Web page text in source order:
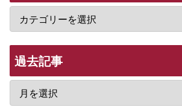
過去記事